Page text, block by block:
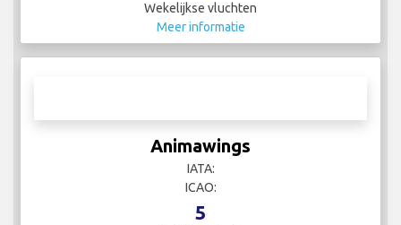
Wekelijkse vluchten
Meer informatie
Animawings
IATA:
ICAO:
5